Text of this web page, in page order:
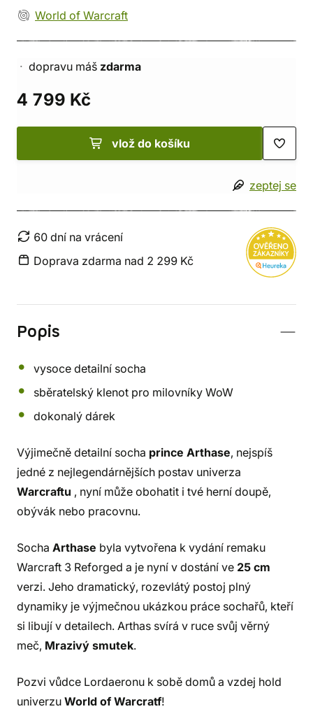
World of Warcraft
dopravu máš zdarma
4 799 Kč
vlož do košíku
zeptej se
60 dní na vrácení
Doprava zdarma nad 2 299 Kč
Popis
vysoce detailní socha
sběratelský klenot pro milovníky WoW
dokonalý dárek
Výjimečně detailní socha prince Arthase, nejspíš
jedné z nejlegendárnějších postav univerza
Warcraftu , nyní může obohatit i tvé herní doupě,
obývák nebo pracovnu.
Socha Arthase byla vytvořena k vydání remaku
Warcraft 3 Reforged a je nyní v dostání ve 25 cm
verzi. Jeho dramatický, rozevlátý postoj plný
dynamiky je výjmečnou ukázkou práce sochařů, kteří
si libují v detailech. Arthas svírá v ruce svůj věrný
meč, Mrazivý smutek.
Pozvi vůdce Lordaeronu k sobě domů a vzdej hold
univerzu World of Warcratf!